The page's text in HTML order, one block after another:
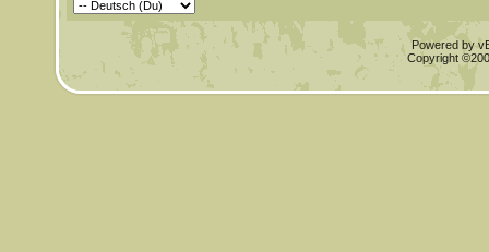
Powered by
Copyright